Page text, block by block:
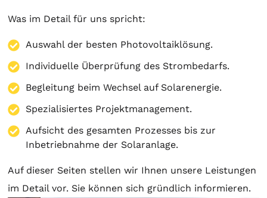
Was im Detail für uns spricht:
Auswahl der besten Photovoltaiklösung.
Individuelle Überprüfung des Strombedarfs.
Begleitung beim Wechsel auf Solarenergie.
Spezialisiertes Projektmanagement.
Aufsicht des gesamten Prozesses bis zur
Inbetriebnahme der Solaranlage.
Auf dieser Seiten stellen wir Ihnen unsere Leistungen
im Detail vor. Sie können sich gründlich informieren.